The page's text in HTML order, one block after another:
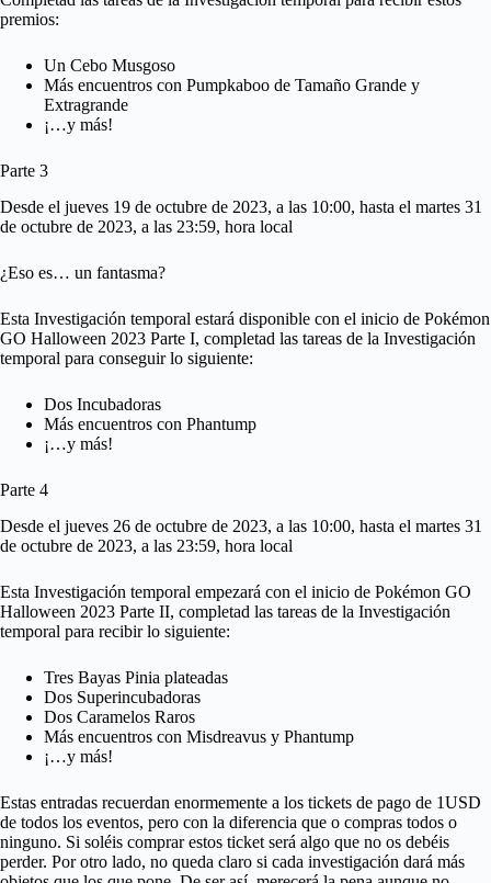
premios:
Un Cebo Musgoso
Más encuentros con Pumpkaboo de Tamaño Grande y
Extragrande
¡…y más!
Parte 3
Desde el jueves 19 de octubre de 2023, a las 10:00, hasta el martes 31
de octubre de 2023, a las 23:59, hora local
¿Eso es… un fantasma?
Esta Investigación temporal estará disponible con el inicio de Pokémon
GO Halloween 2023 Parte I, completad las tareas de la Investigación
temporal para conseguir lo siguiente:
Dos Incubadoras
Más encuentros con Phantump
¡…y más!
Parte 4
Desde el jueves 26 de octubre de 2023, a las 10:00, hasta el martes 31
de octubre de 2023, a las 23:59, hora local
Esta Investigación temporal empezará con el inicio de Pokémon GO
Halloween 2023 Parte II, completad las tareas de la Investigación
temporal para recibir lo siguiente:
Tres Bayas Pinia plateadas
Dos Superincubadoras
Dos Caramelos Raros
Más encuentros con Misdreavus y Phantump
¡…y más!
Estas entradas recuerdan enormemente a los tickets de pago de 1USD
de todos los eventos, pero con la diferencia que o compras todos o
ninguno. Si soléis comprar estos ticket será algo que no os debéis
perder. Por otro lado, no queda claro si cada investigación dará más